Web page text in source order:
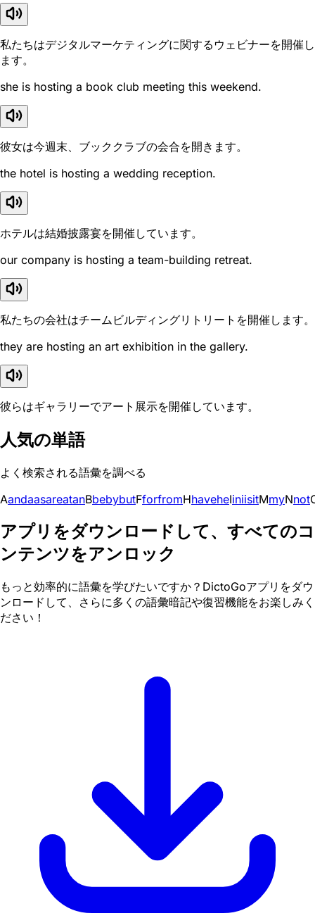
私たちはデジタルマーケティングに関するウェビナーを開催し
ます。
she is hosting a book club meeting this weekend.
彼女は今週末、ブッククラブの会合を開きます。
the hotel is hosting a wedding reception.
ホテルは結婚披露宴を開催しています。
our company is hosting a team-building retreat.
私たちの会社はチームビルディングリトリートを開催します。
they are hosting an art exhibition in the gallery.
彼らはギャラリーでアート展示を開催しています。
人気の単語
よく検索される語彙を調べる
AandaasareatanBbebybutFforfromHhaveheIiniisitMmyNnot
アプリをダウンロードして、すべてのコ
ンテンツをアンロック
もっと効率的に語彙を学びたいですか？DictoGoアプリをダウ
ンロードして、さらに多くの語彙暗記や復習機能をお楽しみく
ださい！